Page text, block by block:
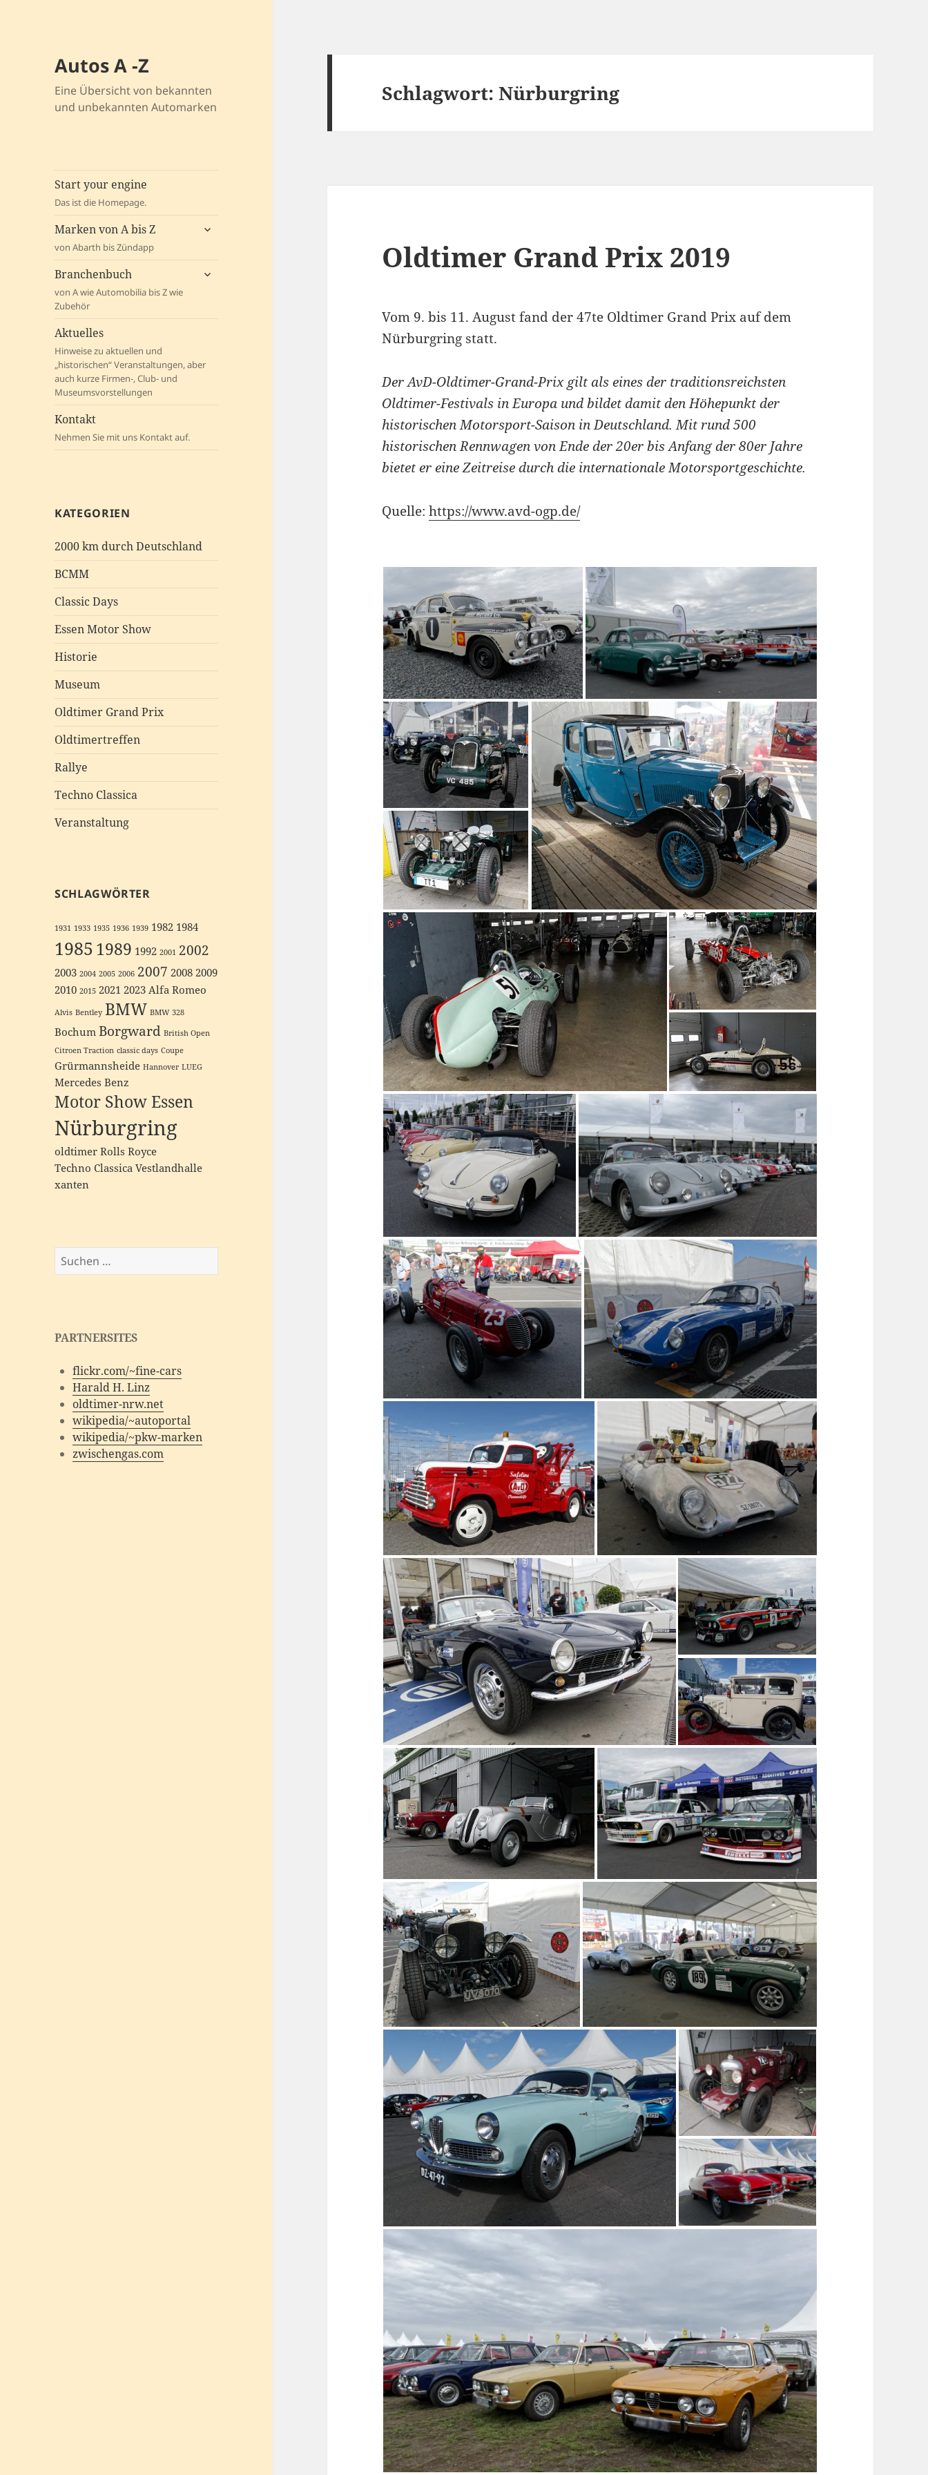
Autos A -Z
Eine Übersicht von bekannten
und unbekannten Automarken
Start your engine
Das ist die Homepage.
Marken von A bis Z
von Abarth bis Zündapp
untermenü
Branchenbuch
von A wie Automobilia bis Z wie
Zubehör
untermenü
Aktuelles
Hinweise zu aktuellen und
„historischen“ Veranstaltungen, aber
auch kurze Firmen-, Club- und
Museumsvorstellungen
Kontakt
Nehmen Sie mit uns Kontakt auf.
KATEGORIEN
2000 km durch Deutschland
BCMM
Classic Days
Essen Motor Show
Historie
Museum
Oldtimer Grand Prix
Oldtimertreffen
Rallye
Techno Classica
Veranstaltung
SCHLAGWÖRTER
1931 1933 1935 1936 1939 1982 1984
19851989 1992 2001 2002
2003 2004 2005 2006 2007 20082009
2010 2015 2021 2023Alfa Romeo
Alvis Bentley BMW BMW 328
BochumBorgward British Open
Citroen Traction classic days Coupe
Grürmannsheide Hannover LUEG
Mercedes Benz
Motor Show Essen
Nürburgring
oldtimerRolls Royce
Techno ClassicaVestlandhalle
xanten
Suchen
nach:
PARTNERSITES
flickr.com/~fine-cars
Harald H. Linz
oldtimer-nrw.net
wikipedia/~autoportal
wikipedia/~pkw-marken
zwischengas.com
Schlagwort:Nürburgring
Oldtimer Grand Prix 2019
Vom 9. bis 11. August fand der 47te Oldtimer Grand Prix auf dem
Nürburgring statt.
Der AvD-Oldtimer-Grand-Prix gilt als eines der traditionsreichsten
Oldtimer-Festivals in Europa und bildet damit den Höhepunkt der
historischen Motorsport-Saison in Deutschland. Mit rund 500
historischen Rennwagen von Ende der 20er bis Anfang der 80er Jahre
bietet er eine Zeitreise durch die internationale Motorsportgeschichte.
Quelle:https://www.avd-ogp.de/